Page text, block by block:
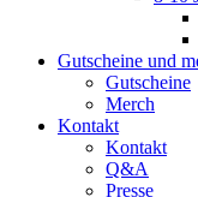
Gutscheine und
Gutscheine
Merch
Kontakt
Kontakt
Q&A
Presse